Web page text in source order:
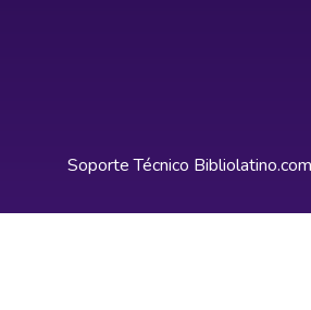
Soporte Técnico Bibliolatino.com